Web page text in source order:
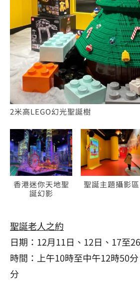
2米高LEGO幻光聖誕樹
香港迷你天地聖
誕幻影
聖誕主題攝影區
聖誕老人之約
日期：12月11日、12日、17至
時間：上午10時至中午12時50
分